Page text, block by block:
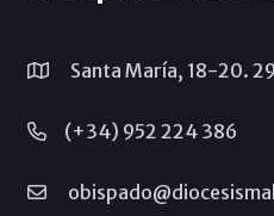
Santa María, 18-20.
(+34) 952 224 386